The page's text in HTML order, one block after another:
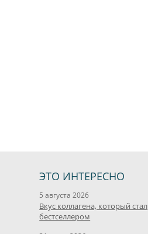
ЭТО ИНТЕРЕСНО
5 августа 2026
Вкус коллагена, который стал
бестселлером